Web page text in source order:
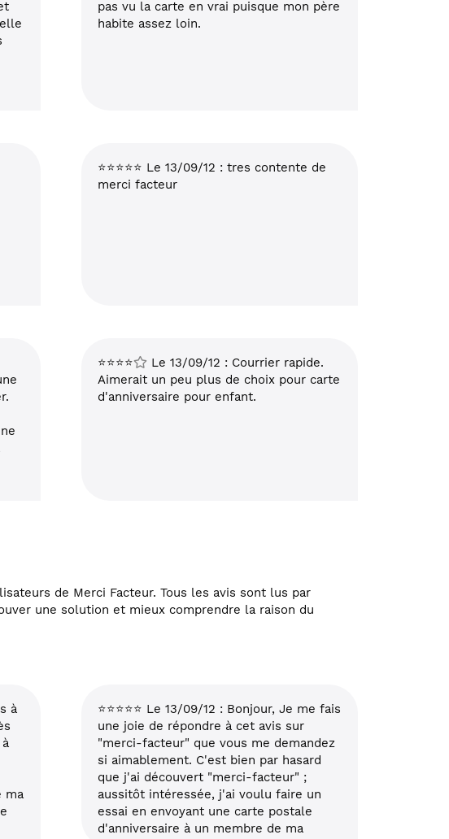
pas vu la carte en vrai puisque mon père
habite assez loin.
⭐⭐⭐⭐⭐ Le 13/09/12 : tres contente de
merci facteur
⭐⭐⭐⭐
Le 13/09/12 : Courrier rapide.
Aimerait un peu plus de choix pour carte
d'anniversaire pour enfant.
de Merci Facteur. Tous les avis sont lus par
une solution et mieux comprendre la raison du
à
ma
⭐⭐⭐⭐⭐ Le 13/09/12 : Bonjour, Je me fais
une joie de répondre à cet avis sur
"merci-facteur" que vous me demandez
si aimablement. C'est bien par hasard
que j'ai découvert "merci-facteur" ;
aussitôt intéressée, j'ai voulu faire un
essai en envoyant une carte postale
d'anniversaire à un membre de ma